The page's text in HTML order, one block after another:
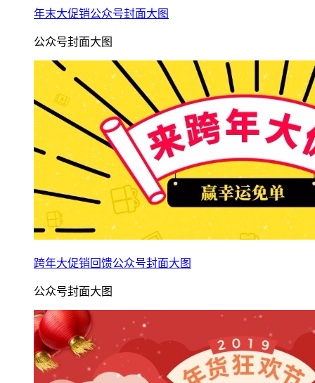
年末大促销公众号封面大图
公众号封面大图
跨年大促销回馈公众号封面大图
公众号封面大图